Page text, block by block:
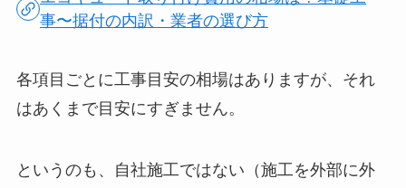
事〜据付の内訳・業者の選び方
各項目ごとに工事目安の相場はありますが、それ
はあくまで目安にすぎません。
というのも、自社施工ではない（施工を外部に外